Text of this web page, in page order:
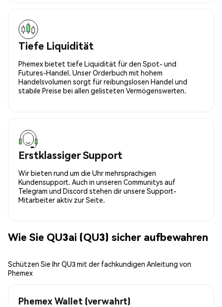
Tiefe Liquidität
Phemex bietet tiefe Liquidität für den Spot- und
Futures-Handel. Unser Orderbuch mit hohem
Handelsvolumen sorgt für reibungslosen Handel und
stabile Preise bei allen gelisteten Vermögenswerten.
Erstklassiger Support
Wir bieten rund um die Uhr mehrsprachigen
Kundensupport. Auch in unseren Communitys auf
Telegram und Discord stehen dir unsere Support-
Mitarbeiter aktiv zur Seite.
Wie Sie QU3ai (QU3) sicher aufbewahren
Schützen Sie Ihr QU3 mit der fachkundigen Anleitung von
Phemex
Phemex Wallet (verwahrt)